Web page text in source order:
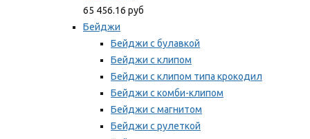
65 456.16 руб
Бейджи
Бейджи с булавкой
Бейджи с клипом
Бейджи с клипом типа крокодил
Бейджи с комби-клипом
Бейджи с магнитом
Бейджи с рулеткой